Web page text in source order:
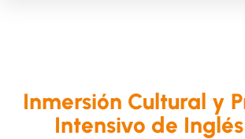
Inmersión Cultural y
Intensivo de